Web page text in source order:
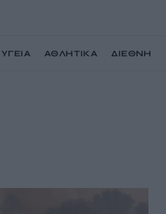
ΥΓΕΙΑ ΑΘΛΗΤΙΚΑ ΔΙΕΘΝΗ